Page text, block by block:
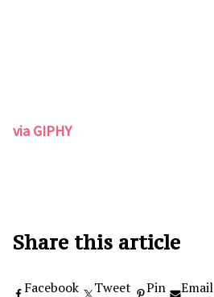
via GIPHY
Share this article
Facebook Tweet Pin Email